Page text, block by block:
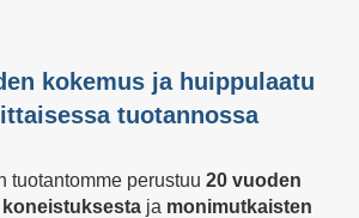
kokemus ja huippulaatu
tuotannossa
tuotantomme perustuu 20 vuoden
koneistuksesta ja monimutkaisten